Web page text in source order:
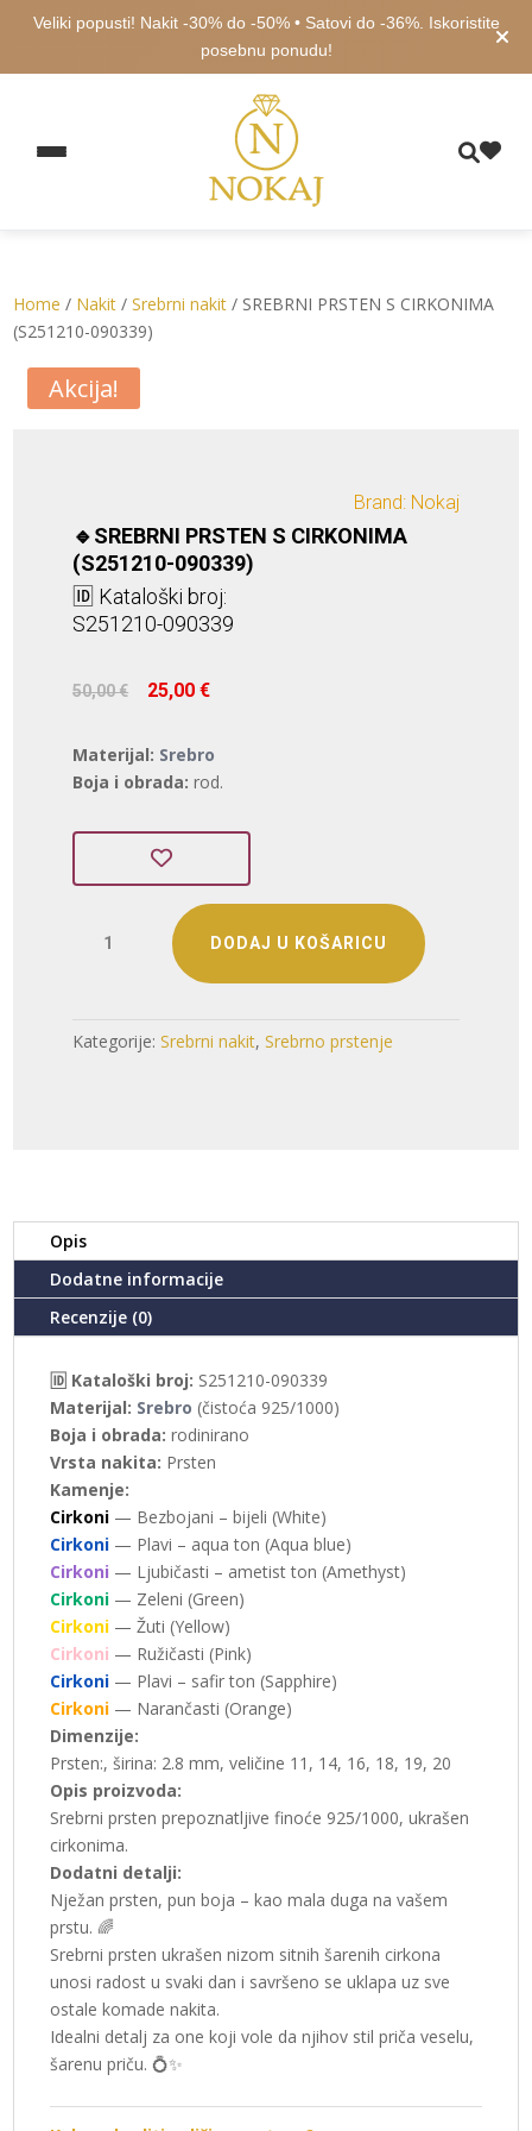
Veliki popusti! Nakit -30% do -50% • Satovi do -36%. Iskoristite
posebnu ponudu!
Home / Nakit /Srebrni nakit / SREBRNI PRSTEN S CIRKONIMA
(S251210-090339)
Akcija!
Brand: Nokaj
🔹SREBRNI PRSTEN S CIRKONIMA
(S251210-090339)
🆔 Kataloški broj:
S251210-090339
50,00€ Izvorna
cijena
bila
je:
50,00 €.
25,00€
Materijal: Srebro
Boja i obrada: rod.
PRSTEN
(S251210-
090339)
DODAJ U KOŠARICU
Kategorije:Srebrni nakit,Srebrno prstenje
Opis
Dodatne informacije
Recenzije (0)
🆔 Kataloški broj: S251210-090339
Materijal: Srebro (čistoća 925/1000)
Boja i obrada: rodinirano
Vrsta nakita: Prsten
Kamenje:
Cirkoni — Bezbojani – bijeli (White)
Cirkoni — Plavi – aqua ton (Aqua blue)
Cirkoni — Ljubičasti – ametist ton (Amethyst)
Cirkoni — Zeleni (Green)
Cirkoni — Žuti (Yellow)
Cirkoni — Ružičasti (Pink)
Cirkoni — Plavi – safir ton (Sapphire)
Cirkoni — Narančasti (Orange)
Dimenzije:
Prsten:, širina: 2.8 mm, veličine 11, 14, 16, 18, 19, 20
Opis proizvoda:
Srebrni prsten prepoznatljive finoće 925/1000, ukrašen
cirkonima.
Dodatni detalji:
Nježan prsten, pun boja – kao mala duga na vašem
prstu. 🌈
Srebrni prsten ukrašen nizom sitnih šarenih cirkona
unosi radost u svaki dan i savršeno se uklapa uz sve
ostale komade nakita.
Idealni detalj za one koji vole da njihov stil priča veselu,
šarenu priču. 💍✨